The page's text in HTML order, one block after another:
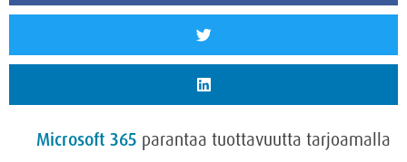
Microsoft 365 parantaa tuottavuutta tarjoamalla